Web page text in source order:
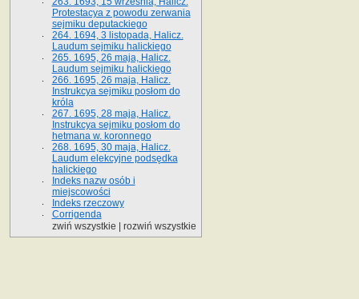
Protestacya z powodu zerwania
sejmiku deputackiego
264. 1694, 3 listopada, Halicz.
Laudum sejmiku halickiego
265. 1695, 26 maja, Halicz.
Laudum sejmiku halickiego
266. 1695, 26 maja, Halicz.
Instrukcya sejmiku posłom do
króla
267. 1695, 28 maja, Halicz.
Instrukcya sejmiku posłom do
hetmana w. koronnego
268. 1695, 30 maja, Halicz.
Laudum elekcyjne podsędka
halickiego
Indeks nazw osób i
miejscowości
Indeks rzeczowy
Corrigenda
zwiń wszystkie
rozwiń wszystkie